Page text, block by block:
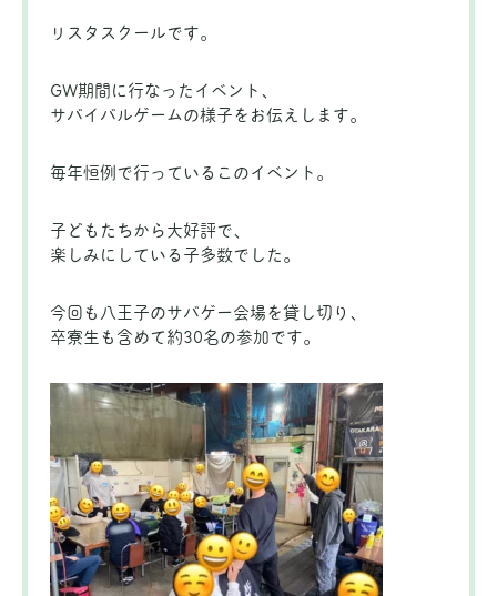
リスタスクールです。
GW期間に行なったイベント、
サバイバルゲームの様子をお伝えします。
毎年恒例で行っているこのイベント。
子どもたちから大好評で、
楽しみにしている子多数でした。
今回も八王子のサバゲー会場を貸し切り、
卒寮生も含めて約30名の参加です。